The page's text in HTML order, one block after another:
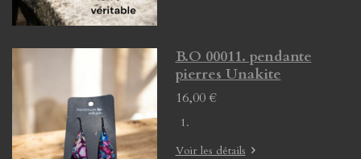
B.O 00011. pendante
pierres Unakite
16,00 €
Voir les détails